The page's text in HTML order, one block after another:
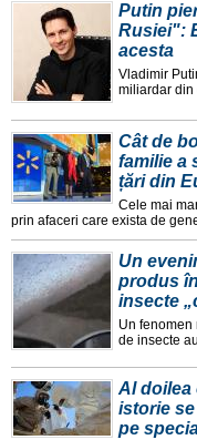
Putin
Rusiei":
acesta
Vladimir
miliardar din
Cât de
familie a
țări din
Cele mai
prin afaceri care exista de
Un
produs
insecte
Un
de insecte
Al doilea
istorie
pe